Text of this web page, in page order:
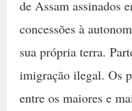
de Assam assinados
concessões à
sua própria terra.
imigração ilegal. Os
entre os maiores e